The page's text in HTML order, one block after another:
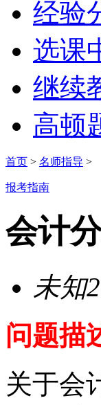
经验
选课
继续
高顿
首页 > 名师指导 >
报考指南
会计
未知
问题描
关于会